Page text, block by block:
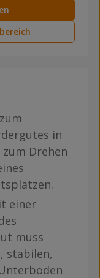
in
Drehen
einer
muss
stabilen,